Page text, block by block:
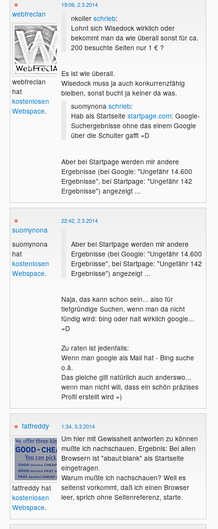
webfreclan
webfreclan
hat
kostenlosen
Webspace.
19:06, 2.3.2014
nkoller schrieb:
Lohnt sich Wisedock wirklich oder
bekommt man da wie überall sonst für ca.
200 besuchte Seiten nur 1 € ?
Es ist wie überall.
Wisedock muss ja auch konkurrenzfähig
bleiben, sonst bucht ja keiner da was.
suomynona schrieb:
Hab als Startseite startpage.com: Google-
Suchergebnisse ohne das einem Google
über die Schulter gafft =D
Aber bei Startpage werden mir andere
Ergebnisse (bei Google: "Ungefähr 14.600
Ergebnisse", bei Startpage: "Ungefähr 142
Ergebnisse") angezeigt ...
suomynona
suomynona
hat
kostenlosen
Webspace.
22:42, 2.3.2014
Aber bei Startpage werden mir andere
Ergebnisse (bei Google: "Ungefähr 14.600
Ergebnisse", bei Startpage: "Ungefähr 142
Ergebnisse") angezeigt ...
Naja, das kann schon sein... also für
tiefgründige Suchen, wenn man da nicht
fündig wird: bing oder halt wirklich google...
=D
Zu raten ist jedenfalls:
Wenn man google als Mail hat - Bing suche
o.ä.
Das gleiche gilt natürlich auch anderswo...
wenn man nicht will, dass ein schön präzises
Profil erstellt wird =)
fatfreddy
fatfreddy hat
kostenlosen
Webspace.
1:34, 3.3.2014
Um hier mit Gewissheit antworten zu können
mußte ich nachschauen. Ergebnis: Bei allen
Browsern ist "abaut:blank" als Startseite
eingetragen.
Warum mußte ich nachschauen? Weil es
seltenst vorkommt, daß ich einen Browser
leer, sprich ohne Seitenreferenz, starte.